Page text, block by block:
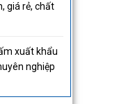
giá rẻ, chất
xuất khẩu
nghiệp